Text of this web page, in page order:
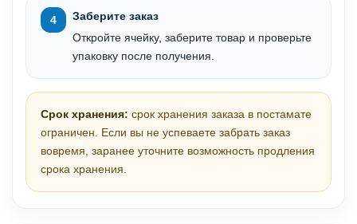
Заберите заказ
Откройте ячейку, заберите товар и проверьте
упаковку после получения.
Срок хранения: срок хранения заказа в постамате
ограничен. Если вы не успеваете забрать заказ
вовремя, заранее уточните возможность продления
срока хранения.